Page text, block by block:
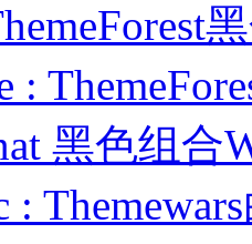
:
黑色组合
: